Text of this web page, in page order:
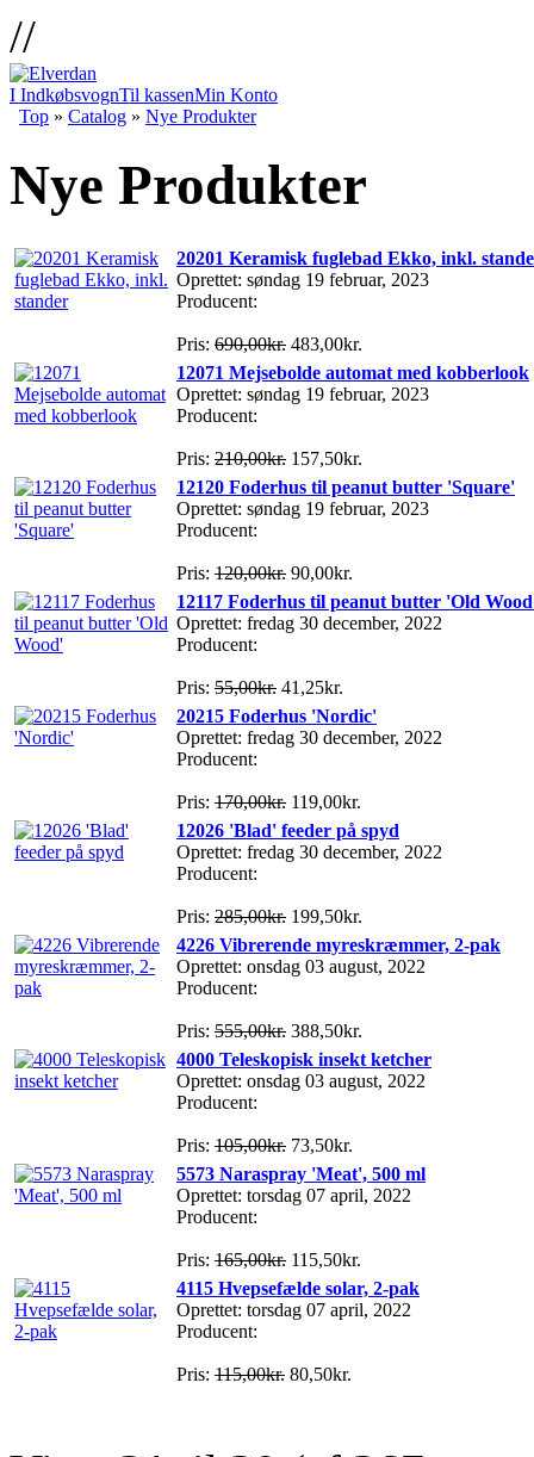
//
I IndkøbsvognTil kassenMin Konto
Top » Catalog » Nye Produkter
Nye Produkter
20201 Keramisk fuglebad Ekko, inkl.
Oprettet: søndag 19 februar, 2023
Producent:
Pris: 690,00kr. 483,00kr.
12071 Mejsebolde automat med kobberlook
Oprettet: søndag 19 februar, 2023
Producent:
Pris: 210,00kr. 157,50kr.
12120 Foderhus til peanut butter 'Square'
Oprettet: søndag 19 februar, 2023
Producent:
Pris: 120,00kr. 90,00kr.
12117 Foderhus til peanut butter 'Old
Oprettet: fredag 30 december, 2022
Producent:
Pris: 55,00kr. 41,25kr.
20215 Foderhus 'Nordic'
Oprettet: fredag 30 december, 2022
Producent:
Pris: 170,00kr. 119,00kr.
12026 'Blad' feeder på spyd
Oprettet: fredag 30 december, 2022
Producent:
Pris: 285,00kr. 199,50kr.
4226 Vibrerende myreskræmmer, 2-pak
Oprettet: onsdag 03 august, 2022
Producent:
Pris: 555,00kr. 388,50kr.
4000 Teleskopisk insekt ketcher
Oprettet: onsdag 03 august, 2022
Producent:
Pris: 105,00kr. 73,50kr.
5573 Naraspray 'Meat', 500 ml
Oprettet: torsdag 07 april, 2022
Producent:
Pris: 165,00kr. 115,50kr.
4115 Hvepsefælde solar, 2-pak
Oprettet: torsdag 07 april, 2022
Producent:
Pris: 115,00kr. 80,50kr.